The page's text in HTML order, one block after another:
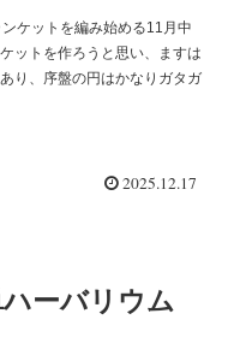
ケットを編み始める11月中
ットを作ろうと思い、ますは
り、序盤の円はかなりガタガ
2025.12.17
ーバリウム